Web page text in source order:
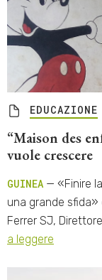
EDUCAZIONE
“Maison des
vuole crescere
GUINEA — «Finire
una grande
Ferrer SJ,
a leggere